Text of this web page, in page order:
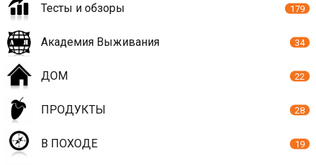
Тесты и обзоры 179
Академия Выживания 34
ДОМ 22
ПРОДУКТЫ 28
В ПОХОДЕ 19